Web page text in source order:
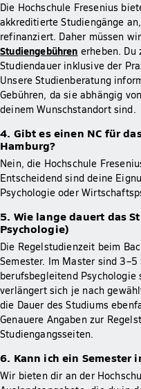
Die Hochschule Fresenius
akkreditierte Studiengänge
refinanziert. Daher müssen
Studiengebühren erheben. Du
Studiendauer inklusive der
Unsere Studienberatung
Gebühren, da sie abhängig
deinem Wunschstandort sind.
4. Gibt es einen NC für
Hamburg?
Nein, die Hochschule
Entscheidend sind deine
Psychologie oder
5. Wie lange dauert das
Psychologie)
Die Regelstudienzeit beim
Semester. Im Master sind
berufsbegleitend Psychologie
verlängert sich je nach
die Dauer des Studiums
Genauere Angaben zur
Studiengangsseiten.
6. Kann ich ein Semester
Wir bieten dir an der